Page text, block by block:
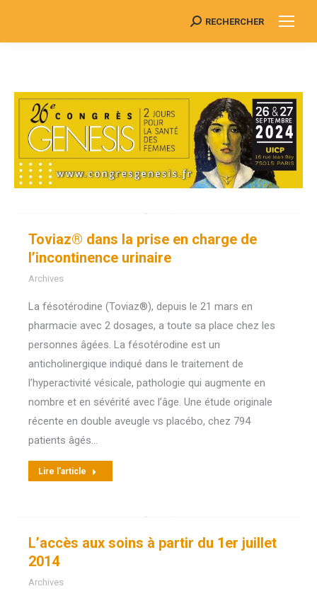
Search:
RECHERCHER
Toviaz® dans la prise en charge de
l’incontinence urinaire
Archives
La fésotérodine (Toviaz®), depuis le 21 mars en
pharmacie avec 2 dosages, a toute sa place chez les
personnes âgées. La fésotérodine est un
anticholinergique indiqué dans le traitement de
l’hyperactivité vésicale, pathologie qui augmente en
nombre et en sévérité avec l’âge. Une étude originale
récente en double aveugle vs placébo, chez 794
patients âgés…
Lire l'article
L’accès aux soins à partir du 1er juillet
2014
Archives